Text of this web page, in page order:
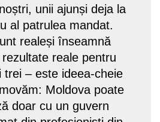
unii ajunși deja la
al patrulea mandat.
realeși înseamnă
reale pentru
trei – este ideea-cheie
Moldova poate
doar cu un guvern